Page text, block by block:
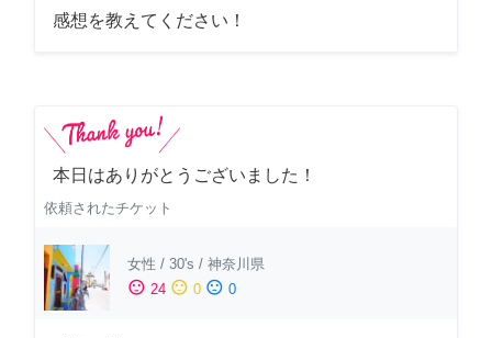
感想を教えてください！
本日はありがとうございました！
依頼されたチケット
女性 / 30's / 神奈川県
sentiment_satisfied 24 sentiment_neutral 0 sentiment_dissatisfied 0